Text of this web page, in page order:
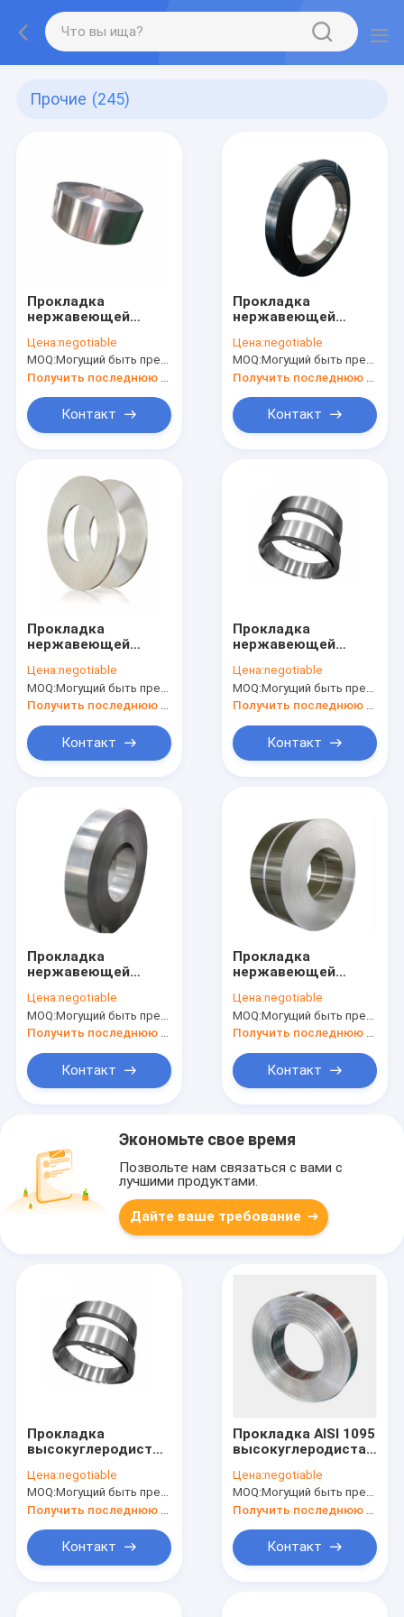
Прочие (245)
Прокладка
нержавеющей
Цена:negotiable
MOQ:Могущий быть предметом переговоров
Контакт
Прокладка
нержавеющей
Цена:negotiable
MOQ:Могущий быть предметом переговоров
Контакт
Прокладка
нержавеющей
стальная
Цена:negotiable
MOQ:Могущий быть предметом переговоров
Контакт
Прокладка
нержавеющей
стальная
Цена:negotiable
MOQ:Могущий быть предметом переговоров
Контакт
Прокладка
нержавеющей
Цена:negotiable
MOQ:Могущий быть предметом переговоров
Получить последнюю цену
Контакт
Прокладка
нержавеющей
стальная
Цена:negotiable
MOQ:Могущий быть предметом переговоров
Получить последнюю цену
Контакт
Экономьте свое время
Позвольте нам связаться с вами с
лучшими продуктами.
Дайте ваше требование
Прокладка
высокуглеродистой
стальная
Цена:negotiable
MOQ:Могущий быть предметом переговоров
Контакт
Прокладка AISI 1095
высокуглеродистая
Цена:negotiable
MOQ:Могущий быть предметом переговоров
Контакт